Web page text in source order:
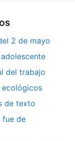
2 de mayo
del trabajo
ecológicos
de texto
fue de